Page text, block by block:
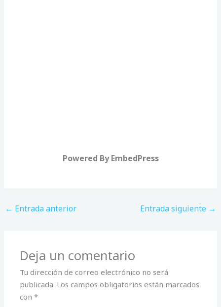
Powered By EmbedPress
← Entrada anterior Entrada siguiente →
Deja un comentario
Tu dirección de correo electrónico no será
publicada. Los campos obligatorios están marcados
con*